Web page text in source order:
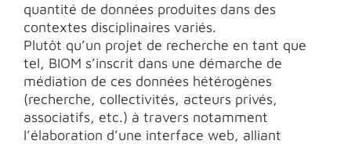
quantité de données produites dans des
contextes disciplinaires variés.
Plutôt qu’un projet de recherche en tant que
tel, BIOM s’inscrit dans une démarche de
médiation de ces données hétérogènes
(recherche, collectivités, acteurs privés,
associatifs, etc.) à travers notamment
l’élaboration d’une interface web, alliant